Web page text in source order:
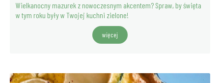
Wielkanocny mazurek z nowoczesnym akcentem? Spraw, by święta
w tym roku były w Twojej kuchni zielone!
więcej